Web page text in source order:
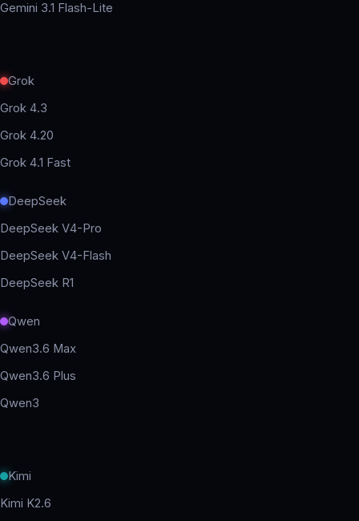
Gemini 3.1 Flash-Lite
Grok
Grok 4.3
Grok 4.20
Grok 4.1 Fast
DeepSeek
DeepSeek V4-Pro
DeepSeek V4-Flash
DeepSeek R1
Qwen
Qwen3.6 Max
Qwen3.6 Plus
Qwen3
Kimi
Kimi K2.6